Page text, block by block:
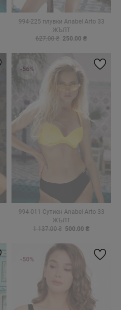
994-225 плувки Anabel Arto 33
ЖЪЛТ
627.00 ₴ 250.00 ₴
994-011 Сутиен Anabel Arto 33
ЖЪЛТ
1 137.00 ₴ 500.00 ₴
-56%
-50%